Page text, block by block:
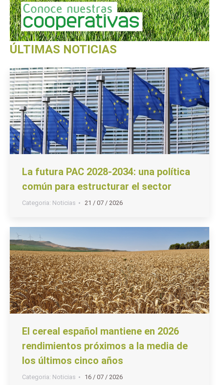
ÚLTIMAS NOTICIAS
La futura PAC 2028-2034: una política
común para estructurar el sector
Categoria: Noticias 21 / 07 / 2026
El cereal español mantiene en 2026
rendimientos próximos a la media de
los últimos cinco años
Categoria: Noticias 16 / 07 / 2026